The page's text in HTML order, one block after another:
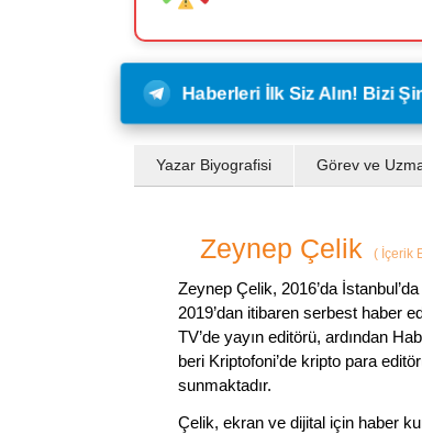
Haberleri İlk Siz Alın! Bizi
Yazar Biyografisi Görev ve
Zeynep Çelik ( İçerik
Zeynep Çelik, 2016’da
2019’dan itibaren serbest haber
TV’de yayın editörü, ardından
beri Kriptofoni’de kripto para
sunmaktadır.
Çelik, ekran ve dijital için haber